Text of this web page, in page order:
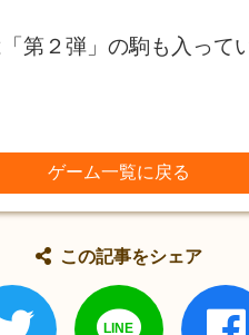
第２弾」の駒も入って
ゲーム一覧に戻る
この記事をシェア